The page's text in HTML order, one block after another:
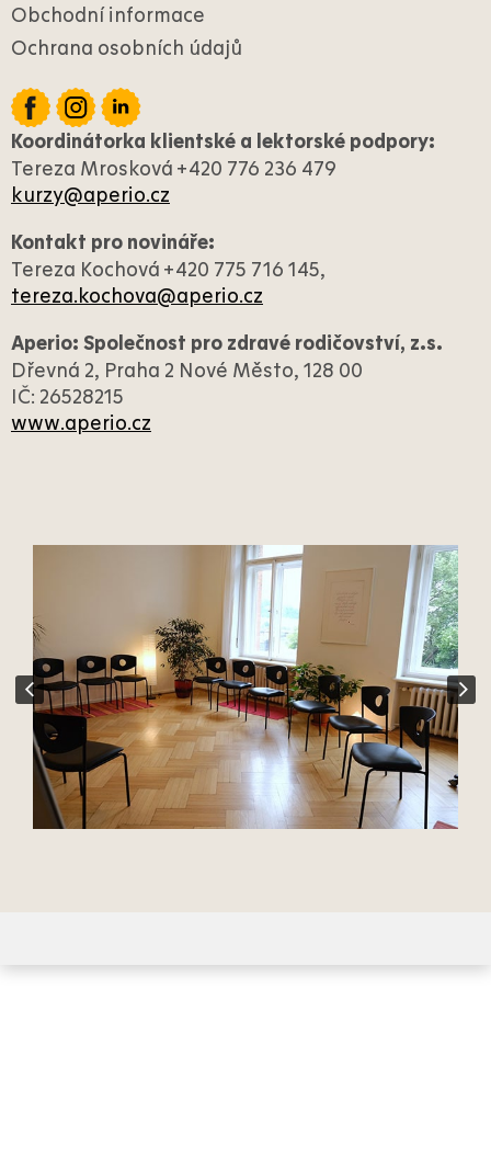
aObchodní informace
Ochrana osobních údajů
Koordinátorka klientské a lektorské podpory:
Tereza Mrosková +420 776 236 479
kurzy@aperio.cz
Kontakt pro novináře:
Tereza Kochová +420 775 716 145,
tereza.kochova@aperio.cz
Aperio: Společnost pro zdravé rodičovství, z.s.
Dřevná 2, Praha 2 Nové Město, 128 00
IČ: 26528215
www.aperio.cz